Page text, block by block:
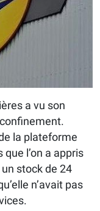
a vu son
la plateforme
l’on a appris
stock de 24
n’avait pas